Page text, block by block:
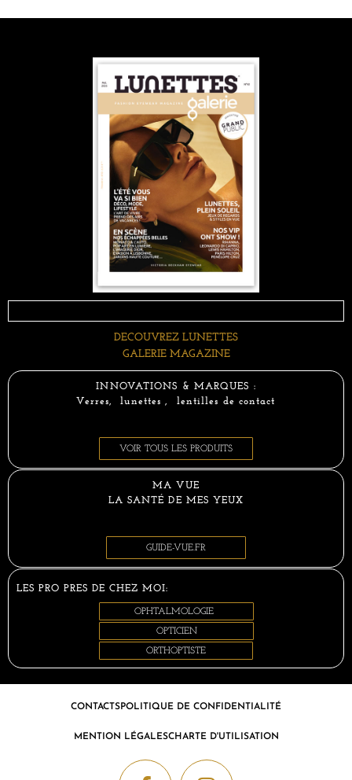
DECOUVREZ LUNETTES
GALERIE MAGAZINE
INNOVATIONS & MARQUES :
Verres, lunettes , lentilles de contact
VOIR TOUS LES PRODUITS
MA VUE
LA SANTÉ DE MES YEUX
GUIDE-VUE.FR
LES PRO PRES DE CHEZ MOI:
OPHTALMOLOGIE
OPTICIEN
ORTHOPTISTE
CONTACTSPOLITIQUE DE CONFIDENTIALITÉ
MENTION LÉGALESCHARTE D'UTILISATION